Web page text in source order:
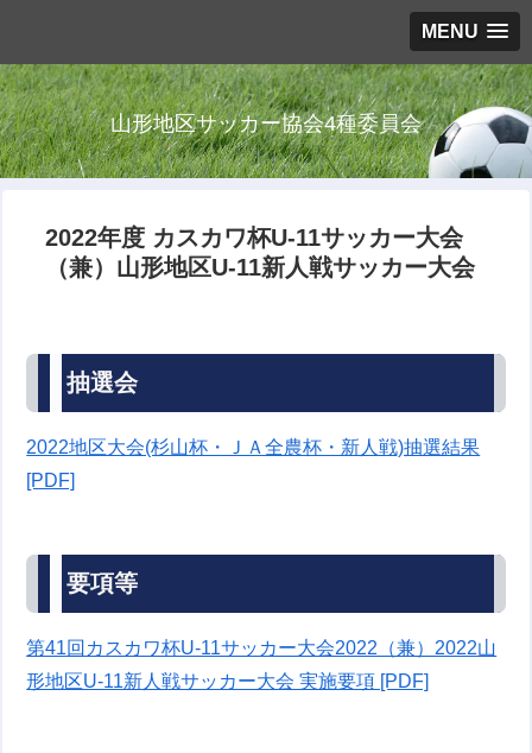
MENU
山形地区サッカー協会4種委員会
2022年度 カスカワ杯U-11サッカー大会
（兼）山形地区U-11新人戦サッカー大会
抽選会
2022地区大会(杉山杯・ＪＡ全農杯・新人戦)抽選結果
[PDF]
要項等
第41回カスカワ杯U-11サッカー大会2022（兼）2022山
形地区U-11新人戦サッカー大会 実施要項 [PDF]